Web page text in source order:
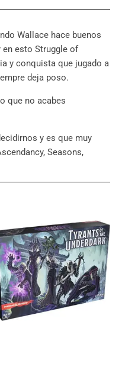
Wallace hace buenos
esto Struggle of
y conquista que jugado a
deja poso.
que no acabes
y es que muy
Seasons,